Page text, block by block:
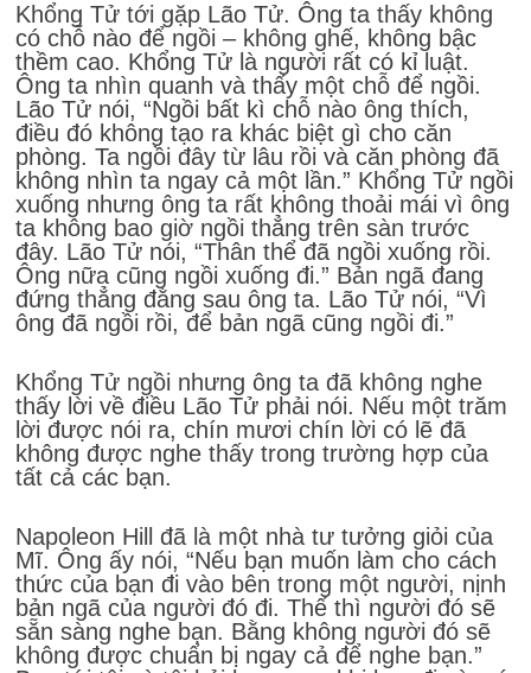
Khổng Tử tới gặp Lão Tử. Ông ta thấy không
có chỗ nào để ngồi – không ghế, không bậc
thềm cao. Khổng Tử là người rất có kỉ luật.
Ông ta nhìn quanh và thấy một chỗ để ngồi.
Lão Tử nói, “Ngồi bất kì chỗ nào ông thích,
điều đó không tạo ra khác biệt gì cho căn
phòng. Ta ngồi đây từ lâu rồi và căn phòng đã
không nhìn ta ngay cả một lần.” Khổng Tử ngồi
xuống nhưng ông ta rất không thoải mái vì ông
ta không bao giờ ngồi thẳng trên sàn trước
đây. Lão Tử nói, “Thân thể đã ngồi xuống rồi.
Ông nữa cũng ngồi xuống đi.” Bản ngã đang
đứng thẳng đằng sau ông ta. Lão Tử nói, “Vì
ông đã ngồi rồi, để bản ngã cũng ngồi đi.”
Khổng Tử ngồi nhưng ông ta đã không nghe
thấy lời về điều Lão Tử phải nói. Nếu một trăm
lời được nói ra, chín mươi chín lời có lẽ đã
không được nghe thấy trong trường hợp của
tất cả các bạn.
Napoleon Hill đã là một nhà tư tưởng giỏi của
Mĩ. Ông ấy nói, “Nếu bạn muốn làm cho cách
thức của bạn đi vào bên trong một người, nịnh
bản ngã của người đó đi. Thế thì người đó sẽ
sẵn sàng nghe bạn. Bằng không người đó sẽ
không được chuẩn bị ngay cả để nghe bạn.”